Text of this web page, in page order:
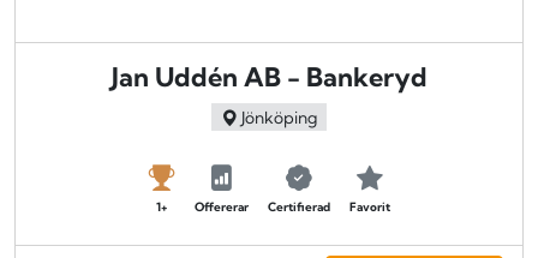
Jan Uddén AB - Bankeryd
Jönköping
1+ Offererar Certifierad Favorit